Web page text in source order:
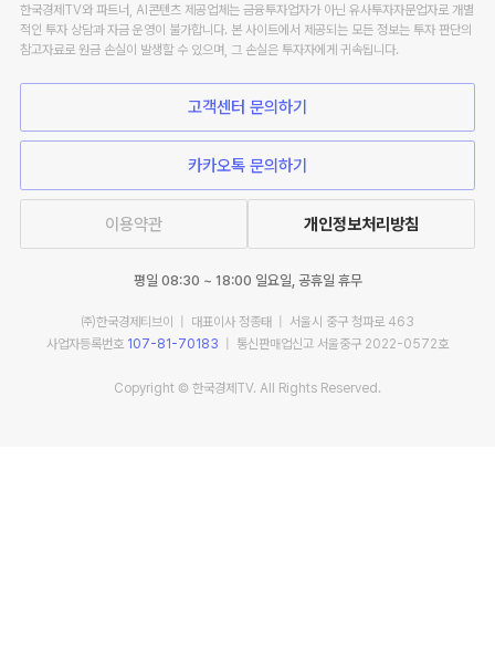
한국경제TV와 파트너, AI콘텐츠 제공업체는 금융투자업자가 아닌 유사투자자문업자로 개별
적인 투자 상담과 자금 운영이 불가합니다. 본 사이트에서 제공되는 모든 정보는 투자 판단의
참고자료로 원금 손실이 발생할 수 있으며, 그 손실은 투자자에게 귀속됩니다.
고객센터 문의하기
카카오톡 문의하기
이용약관 개인정보처리방침
평일 08:30 ~ 18:00 일요일, 공휴일 휴무
㈜한국경제티브이 | 대표이사 정종태 | 서울시 중구 청파로 463
사업자등록번호 107-81-70183 | 통신판매업신고 서울중구 2022-0572호
Copyright © 한국경제TV. All Rights Reserved.